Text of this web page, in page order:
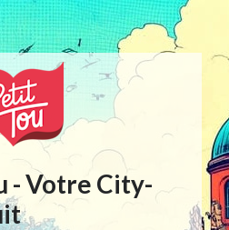
- Votre City-